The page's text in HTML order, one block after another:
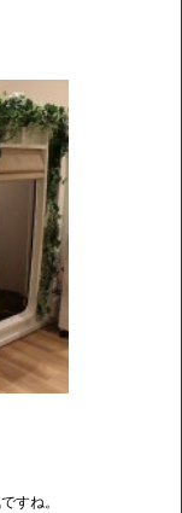
すね。